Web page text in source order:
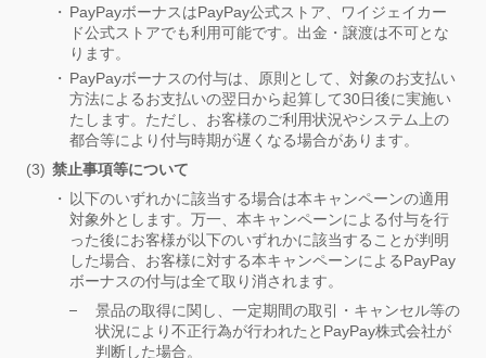
PayPayボーナスはPayPay公式ストア、ワイジェイカー
ド公式ストアでも利用可能です。出金・譲渡は不可とな
ります。
PayPayボーナスの付与は、原則として、対象のお支払い
方法によるお支払いの翌日から起算して30日後に実施い
たします。ただし、お客様のご利用状況やシステム上の
都合等により付与時期が遅くなる場合があります。
禁止事項等について
以下のいずれかに該当する場合は本キャンペーンの適用
対象外とします。万一、本キャンペーンによる付与を行
った後にお客様が以下のいずれかに該当することが判明
した場合、お客様に対する本キャンペーンによるPayPay
ボーナスの付与は全て取り消されます。
景品の取得に関し、一定期間の取引・キャンセル等の
状況により不正行為が行われたとPayPay株式会社が
判断した場合。